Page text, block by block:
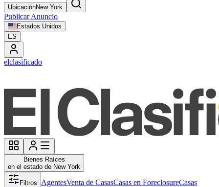
UbicaciónNew York
Publicar Anuncio
Estados Unidos
ES
elclasificado
Bienes Raíces
en el estado de New York
Filtros AgentesVenta de CasasCasas en ForeclosureCasas